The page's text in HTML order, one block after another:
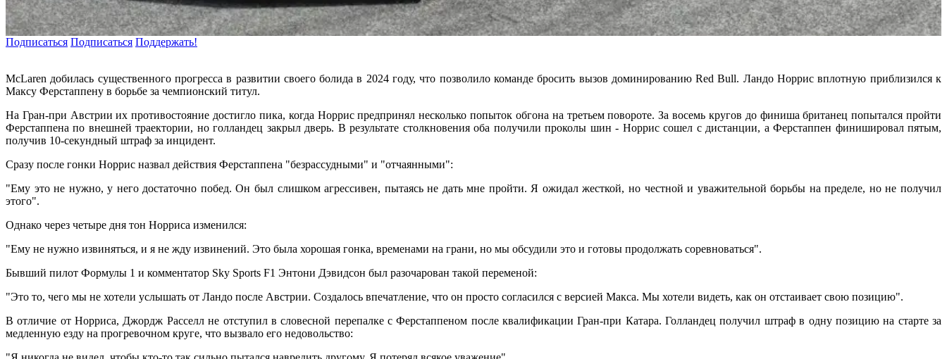
Подписаться Подписаться Поддержать!
McLaren добилась существенного прогресса в развитии своего болида в 2024 году, что позволило команде бросить вызов доминированию Red Bull. Ландо Норрис вплотную приблизился к
Максу Ферстаппену в борьбе за чемпионский титул.
На Гран-при Австрии их противостояние достигло пика, когда Норрис предпринял несколько попыток обгона на третьем повороте. За восемь кругов до финиша британец попытался пройти
Ферстаппена по внешней траектории, но голландец закрыл дверь. В результате столкновения оба получили проколы шин - Норрис сошел с дистанции, а Ферстаппен финишировал пятым,
получив 10-секундный штраф за инцидент.
Сразу после гонки Норрис назвал действия Ферстаппена "безрассудными" и "отчаянными":
"Ему это не нужно, у него достаточно побед. Он был слишком агрессивен, пытаясь не дать мне пройти. Я ожидал жесткой, но честной и уважительной борьбы на пределе, но не получил
этого".
Однако через четыре дня тон Норриса изменился:
"Ему не нужно извиняться, и я не жду извинений. Это была хорошая гонка, временами на грани, но мы обсудили это и готовы продолжать соревноваться".
Бывший пилот Формулы 1 и комментатор Sky Sports F1 Энтони Дэвидсон был разочарован такой переменой:
"Это то, чего мы не хотели услышать от Ландо после Австрии. Создалось впечатление, что он просто согласился с версией Макса. Мы хотели видеть, как он отстаивает свою позицию".
В отличие от Норриса, Джордж Расселл не отступил в словесной перепалке с Ферстаппеном после квалификации Гран-при Катара. Голландец получил штраф в одну позицию на старте за
медленную езду на прогревочном круге, что вызвало его недовольство: